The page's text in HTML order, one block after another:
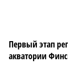
Первый этап
акватории